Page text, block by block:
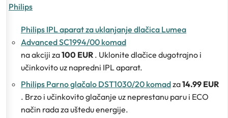
Philips
Philips IPL aparat za uklanjanje dlačica Lumea
Advanced SC1994/00 komad
na akciji za100 EUR . Uklonite dlačice dugotrajno i
učinkovito uz napredni IPL aparat.
Philips Parno glačalo DST1030/20 komadza14.99 EUR
. Brzo i učinkovito glačanje uz neprestanu paru i ECO
način rada za uštedu energije.